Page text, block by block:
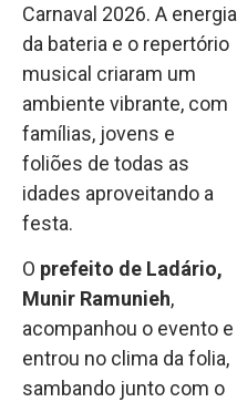
Carnaval 2026. A energia
da bateria e o repertório
musical criaram um
ambiente vibrante, com
famílias, jovens e
foliões de todas as
idades aproveitando a
festa.
O prefeito de Ladário,
Munir Ramunieh,
acompanhou o evento e
entrou no clima da folia,
sambando junto com o